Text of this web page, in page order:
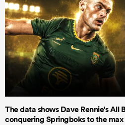
The data shows Dave Rennie's All
conquering Springboks to the max